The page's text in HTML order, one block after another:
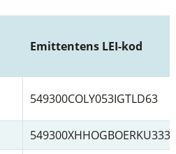
Emittentens LEI-kod
549300COLY053IGTLD63
549300XHHOGBOERKU333